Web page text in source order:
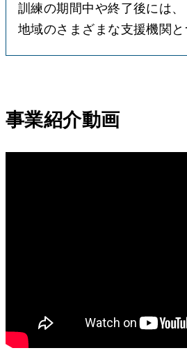
訓練の期間中や終了後には
地域のさまざまな支援機関
事業紹介動画